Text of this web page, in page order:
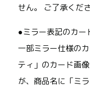
せん。 ご了承くだ
●ミラー表記のカー
一部ミラー仕様の
ティ」のカード画
が、商品名に「ミ